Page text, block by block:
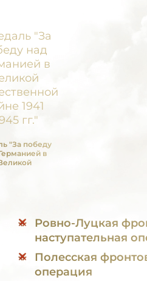
"За победу
в
Ровно-Луцкая
наступательная
Полесская
операция